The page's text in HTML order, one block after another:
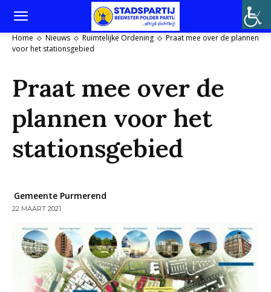
Home Nieuws Ruimtelijke Ordening
Praat mee over de plannen
voor het stationsgebied
Praat mee over de
plannen voor het
stationsgebied
Gemeente Purmerend
22 MAART 2021